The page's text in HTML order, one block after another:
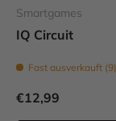
Smartgames
IQ Circuit
Fast ausverkauft (9)
€12,99